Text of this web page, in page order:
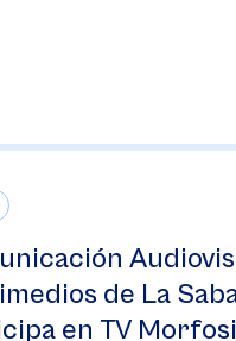
de La
en TV